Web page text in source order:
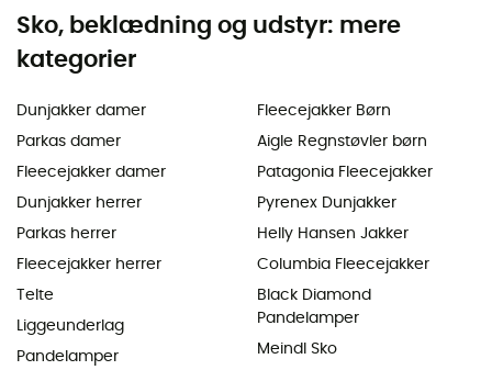
Sko, beklædning og udstyr: mere
kategorier
Dunjakker damer
Parkas damer
Fleecejakker damer
Dunjakker herrer
Parkas herrer
Fleecejakker herrer
Telte
Liggeunderlag
Pandelamper
Fleecejakker Børn
Aigle Regnstøvler børn
Patagonia Fleecejakker
Pyrenex Dunjakker
Helly Hansen Jakker
Columbia Fleecejakker
Black Diamond
Pandelamper
Meindl Sko